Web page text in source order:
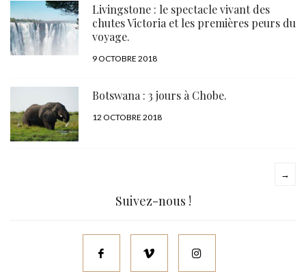
Livingstone : le spectacle vivant des
chutes Victoria et les premières peurs du
voyage.
PUBLIÉ
9 OCTOBRE 2018
Botswana : 3 jours à Chobe.
PUBLIÉ
12 OCTOBRE 2018
→
Suivez-nous !